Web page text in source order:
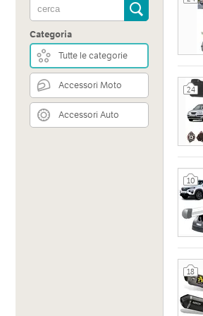
Via
Sito
Categoria
Tutte le categorie
Accessori Moto
Accessori Auto
24
10
18